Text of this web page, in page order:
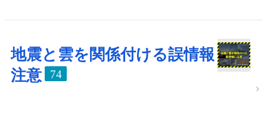
地震と雲を関係付ける誤情報
注意
74